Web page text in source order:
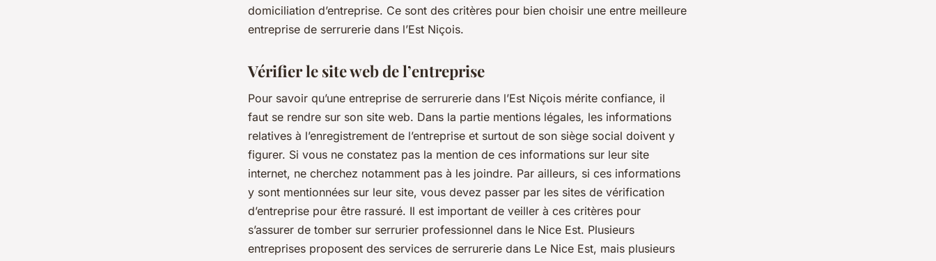
domiciliation d’entreprise. Ce sont des critères pour bien choisir une entre meilleure
entreprise de serrurerie dans l’Est Niçois.
Vérifier le site web de l’entreprise
Pour savoir qu’une entreprise de serrurerie dans l’Est Niçois mérite confiance, il
faut se rendre sur son site web. Dans la partie mentions légales, les informations
relatives à l’enregistrement de l’entreprise et surtout de son siège social doivent y
figurer. Si vous ne constatez pas la mention de ces informations sur leur site
internet, ne cherchez notamment pas à les joindre. Par ailleurs, si ces informations
y sont mentionnées sur leur site, vous devez passer par les sites de vérification
d’entreprise pour être rassuré. Il est important de veiller à ces critères pour
s’assurer de tomber sur serrurier professionnel dans le Nice Est. Plusieurs
entreprises proposent des services de serrurerie dans Le Nice Est, mais plusieurs